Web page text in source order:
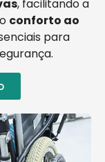
, facilitando a
conforto ao
para